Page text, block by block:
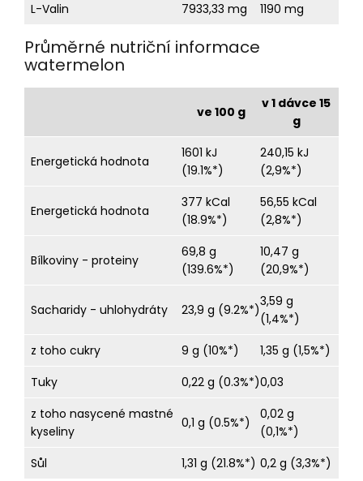
L-Valin
7933,33 mg 1190 mg
Průměrné nutriční informace
watermelon
ve 100 g
v 1 dávce 15
g
Energetická hodnota
1601 kJ
(19.1%*)
240,15 kJ
(2,9%*)
Energetická hodnota
377 kCal
(18.9%*)
56,55 kCal
(2,8%*)
Bílkoviny - proteiny
69,8 g
(139.6%*)
10,47 g
(20,9%*)
Sacharidy - uhlohydráty 23,9 g (9.2%*)
3,59 g
(1,4%*)
z toho cukry
9 g (10%*)
1,35 g (1,5%*)
Tuky
0,22 g (0.3%*)0,03
z toho nasycené mastné
kyseliny
0,1 g (0.5%*)
0,02 g
(0,1%*)
Sůl
1,31 g (21.8%*) 0,2 g (3,3%*)